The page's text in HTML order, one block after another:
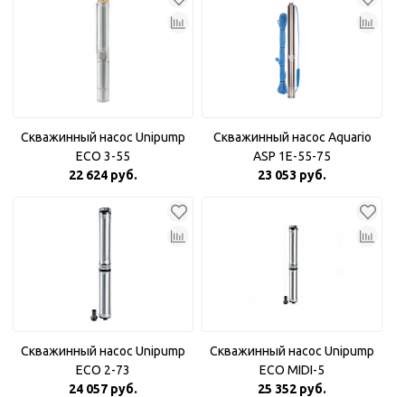
Скважинный насос Unipump
ECO 3-55
22 624 руб.
Скважинный насос Aquario
ASP 1E-55-75
23 053 руб.
Скважинный насос Unipump
ECO 2-73
24 057 руб.
Скважинный насос Unipump
ECO MIDI-5
25 352 руб.